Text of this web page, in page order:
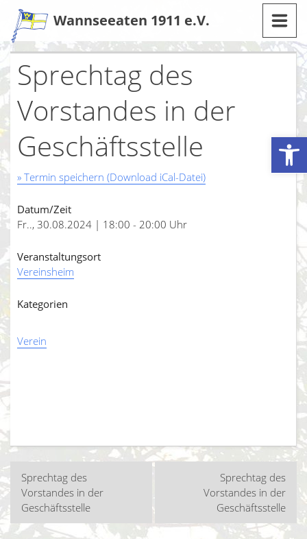
Werkzeugleiste öffnen
Zum
Inhalt
Wannseeaten 1911 e.V.
Sprechtag des
Vorstandes in der
Geschäftsstelle
» Termin speichern (Download iCal-Datei)
Datum/Zeit
Fr.., 30.08.2024 | 18:00 - 20:00 Uhr
Veranstaltungsort
Vereinsheim
Kategorien
Verein
Beitragsnavigation
Sprechtag des
Vorstandes in der
Geschäftsstelle
Sprechtag des
Vorstandes in der
Geschäftsstelle